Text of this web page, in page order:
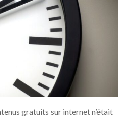
gratuits sur internet n’était